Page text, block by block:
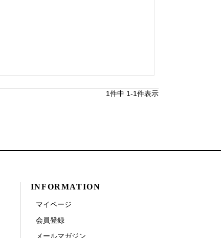
1件中 1-1件表示
INFORMATION
マイページ
会員登録
メールマガジン